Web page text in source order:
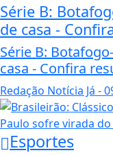
Série B:
de casa -
Série B:
casa - Confira
Redação Notícia Já -
Esportes